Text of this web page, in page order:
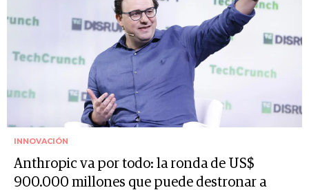
INNOVACIÓN
Anthropic va por todo: la ronda de US$
900.000 millones que puede destronar a